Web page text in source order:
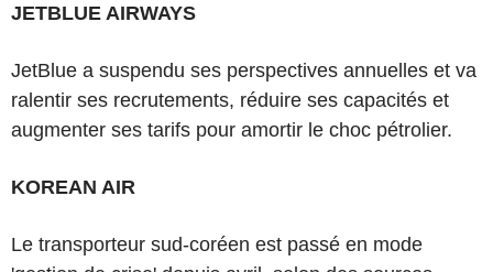
JETBLUE AIRWAYS
JetBlue a suspendu ses perspectives annuelles et va
ralentir ses recrutements, réduire ses capacités et
augmenter ses tarifs pour amortir le choc pétrolier.
KOREAN AIR
Le transporteur sud-coréen est passé en mode